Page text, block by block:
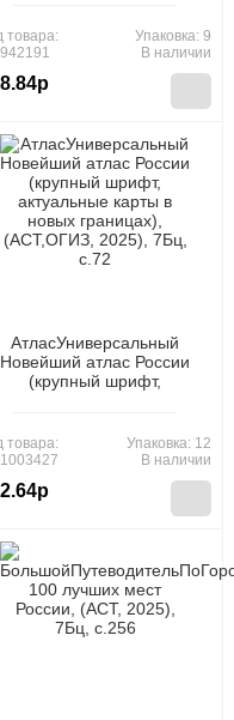
товара:
Упаковка: 9
В наличии
АтласУниверсальный
Новейший атлас России
(крупный шрифт,
2025), 7Бц, c.72
товара:
Упаковка: 12
В наличии